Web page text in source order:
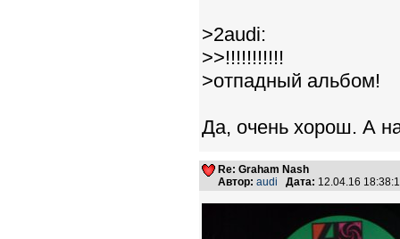
>2audi:
>>!!!!!!!!!!!
>отпадный альбом!
Да, очень хорош. А
Re: Graham Nash
Автор: audi Дата: 12.04.16